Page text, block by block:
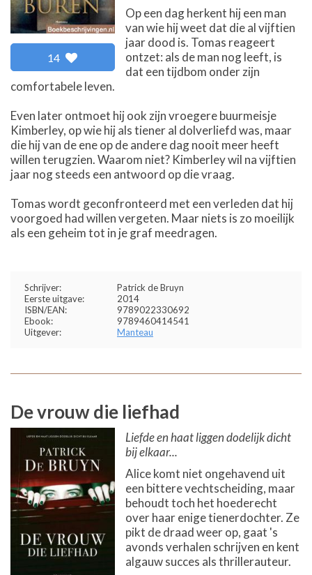
14
Op een dag herkent hij een man
van wie hij weet dat die al vijftien
jaar dood is. Tomas reageert
ontzet: als de man nog leeft, is
dat een tijdbom onder zijn
comfortabele leven.
Even later ontmoet hij ook zijn vroegere buurmeisje
Kimberley, op wie hij als tiener al dolverliefd was, maar
die hij van de ene op de andere dag nooit meer heeft
willen terugzien. Waarom niet? Kimberley wil na vijftien
jaar nog steeds een antwoord op die vraag.
Tomas wordt geconfronteerd met een verleden dat hij
voorgoed had willen vergeten. Maar niets is zo moeilijk
als een geheim tot in je graf meedragen.
Schrijver:
Patrick de Bruyn
Eerste uitgave:
2014
ISBN/EAN:
9789022330692
Ebook:
9789460414541
Uitgever:
Manteau
De vrouw die liefhad
Liefde en haat liggen dodelijk dicht
bij elkaar...
Alice komt niet ongehavend uit
een bittere vechtscheiding, maar
behoudt toch het hoederecht
over haar enige tienerdochter. Ze
pikt de draad weer op, gaat 's
avonds verhalen schrijven en kent
algauw succes als thrillerauteur.